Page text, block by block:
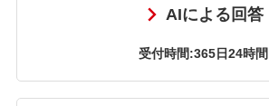
AIによる回答
受付時間:365日24時間